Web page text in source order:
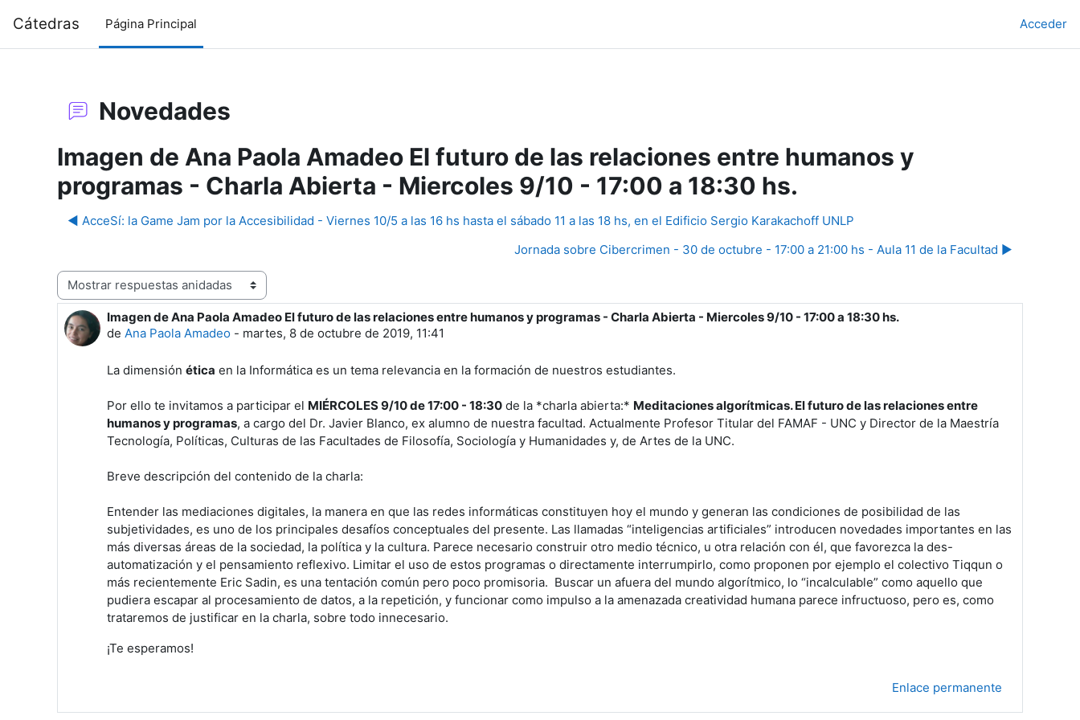
Cátedras Página Principal Acceder
Novedades
Imagen de Ana Paola Amadeo El futuro de las relaciones entre humanos y
programas - Charla Abierta - Miercoles 9/10 - 17:00 a 18:30 hs.
◀︎ AcceSí: la Game Jam por la Accesibilidad - Viernes 10/5 a las 16 hs hasta el sábado 11 a las 18 hs, en el Edificio Sergio Karakachoff UNLP
Jornada sobre Cibercrimen - 30 de octubre - 17:00 a 21:00 hs - Aula 11 de la Facultad ▶︎
Mostrar modo
Imagen de Ana Paola Amadeo El futuro de las relaciones entre humanos y programas - Charla Abierta - Miercoles 9/10 - 17:00 a 18:30 hs.
de Ana Paola Amadeo - martes, 8 de octubre de 2019, 11:41
Número de respuestas: 0
La dimensión ética en la Informática es un tema relevancia en la formación de nuestros estudiantes.
Por ello te invitamos a participar el MIÉRCOLES 9/10 de 17:00 - 18:30 de la *charla abierta:* Meditaciones algorítmicas. El futuro de las relaciones entre
humanos y programas, a cargo del Dr. Javier Blanco, ex alumno de nuestra facultad. Actualmente Profesor Titular del FAMAF - UNC y Director de la Maestría
Tecnología, Políticas, Culturas de las Facultades de Filosofía, Sociología y Humanidades y, de Artes de la UNC.
Breve descripción del contenido de la charla:
Entender las mediaciones digitales, la manera en que las redes informáticas constituyen hoy el mundo y generan las condiciones de posibilidad de las
subjetividades, es uno de los principales desafíos conceptuales del presente. Las llamadas “inteligencias artificiales” introducen novedades importantes en las
más diversas áreas de la sociedad, la política y la cultura. Parece necesario construir otro medio técnico, u otra relación con él, que favorezca la des-
automatización y el pensamiento reflexivo. Limitar el uso de estos programas o directamente interrumpirlo, como proponen por ejemplo el colectivo Tiqqun o
más recientemente Eric Sadin, es una tentación común pero poco promisoria. Buscar un afuera del mundo algorítmico, lo “incalculable” como aquello que
pudiera escapar al procesamiento de datos, a la repetición, y funcionar como impulso a la amenazada creatividad humana parece infructuoso, pero es, como
trataremos de justificar en la charla, sobre todo innecesario.
¡Te esperamos!
Enlace permanente